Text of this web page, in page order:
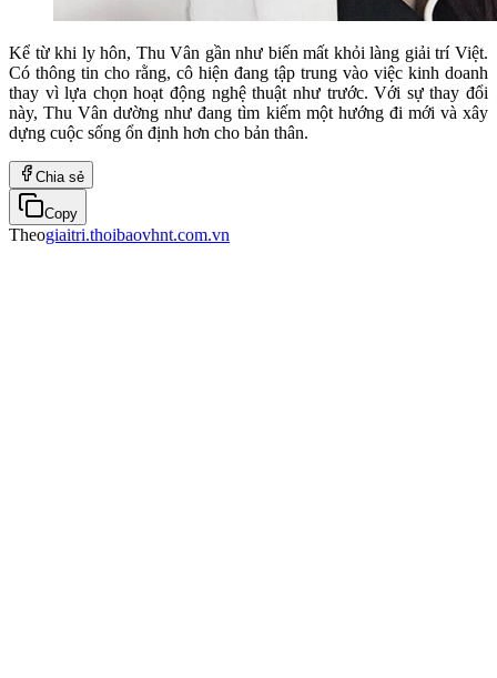
Kể từ khi ly hôn, Thu Vân gần như biến mất khỏi làng giải trí Việt.
Có thông tin cho rằng, cô hiện đang tập trung vào việc kinh doanh
thay vì lựa chọn hoạt động nghệ thuật như trước. Với sự thay đổi
này, Thu Vân dường như đang tìm kiếm một hướng đi mới và xây
dựng cuộc sống ổn định hơn cho bản thân.
Chia sẻ
Copy
Theogiaitri.thoibaovhnt.com.vn